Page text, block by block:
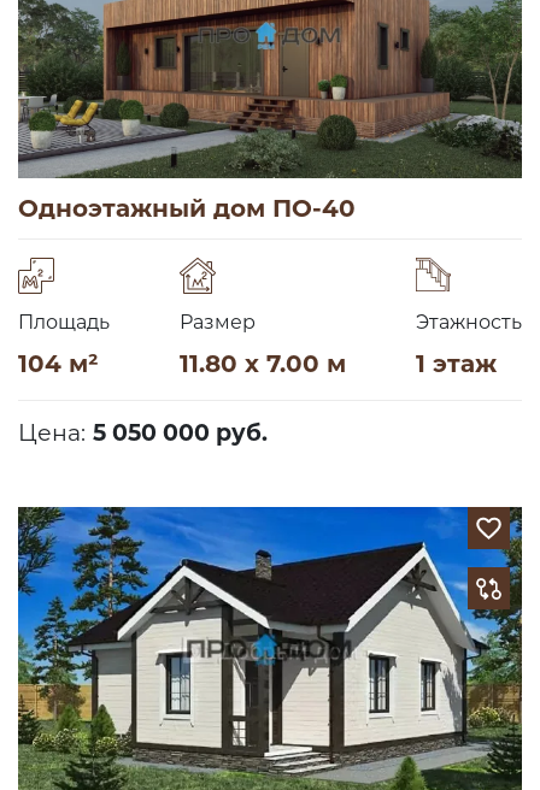
Одноэтажный дом ПО-40
Площадь
104 м²
Размер
11.80 x 7.00 м
Этажность
1 этаж
Цена: 5 050 000 руб.